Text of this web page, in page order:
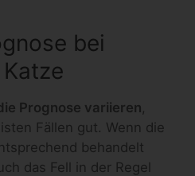
bei
Prognose variieren
Fällen gut. Wenn die
behandelt
das Fell in der Regel